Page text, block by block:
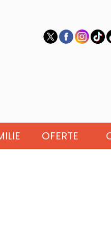
OFERTE